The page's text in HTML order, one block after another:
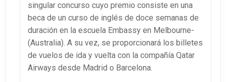
singular concurso cuyo premio consiste en una
beca de un curso de inglés de doce semanas de
duración en la escuela Embassy en Melbourne-
(Australia). A su vez, se proporcionará los billetes
de vuelos de ida y vuelta con la compañía Qatar
Airways desde Madrid o Barcelona.